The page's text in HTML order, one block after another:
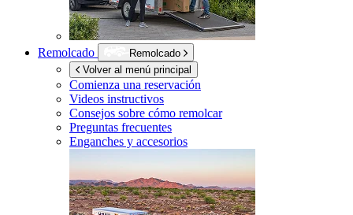
Remolcado
Remolcado
Volver al menú principal
Comienza una reservación
Videos instructivos
Consejos sobre cómo remolcar
Preguntas frecuentes
Enganches y accesorios